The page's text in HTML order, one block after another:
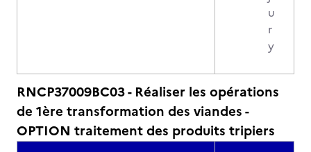
u
r
y
RNCP37009BC03 - Réaliser les opérations
de 1ère transformation des viandes -
OPTION traitement des produits tripiers